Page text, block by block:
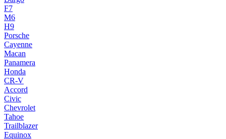
F7
M6
H9
Porsche
Cayenne
Macan
Panamera
Honda
CR-V
Accord
Civic
Chevrolet
Tahoe
Trailblazer
Equinox